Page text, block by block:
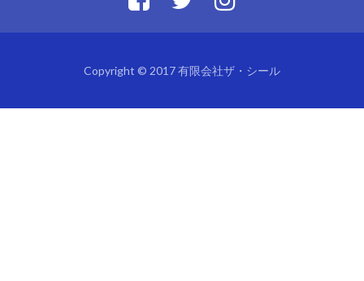
Copyright © 2017 有限会社ザ・シール